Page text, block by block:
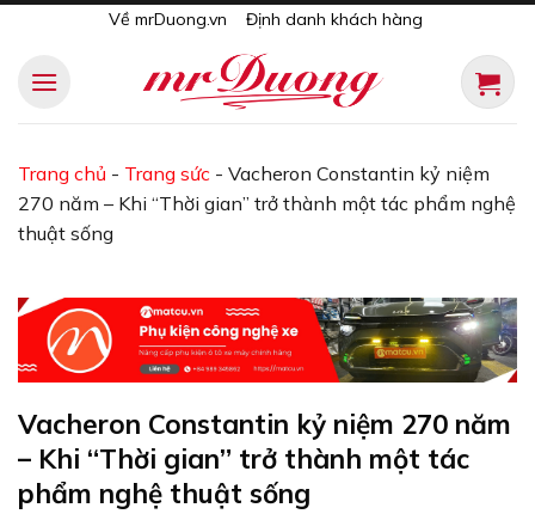
content
Về mrDuong.vn Định danh khách hàng
Trang chủ - Trang sức - Vacheron Constantin kỷ niệm
270 năm – Khi “Thời gian” trở thành một tác phẩm nghệ
thuật sống
Vacheron Constantin kỷ niệm 270 năm
– Khi “Thời gian” trở thành một tác
phẩm nghệ thuật sống